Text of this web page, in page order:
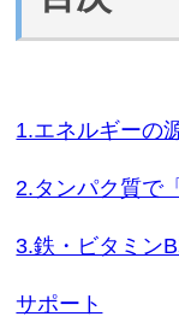
1.エネルギーの
2.タンパク質で
3.鉄・ビタミン
サポート